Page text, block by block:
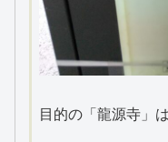
目的の「龍源寺」